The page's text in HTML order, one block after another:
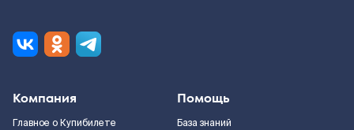
Компания
Главное о Купибилете
Помощь
База знаний